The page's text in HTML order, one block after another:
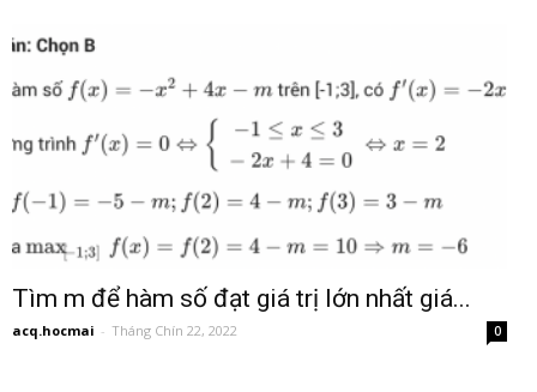
Tìm m để hàm số đạt giá trị lớn nhất giá...
acq.hocmai - Tháng Chín 22, 2022 0